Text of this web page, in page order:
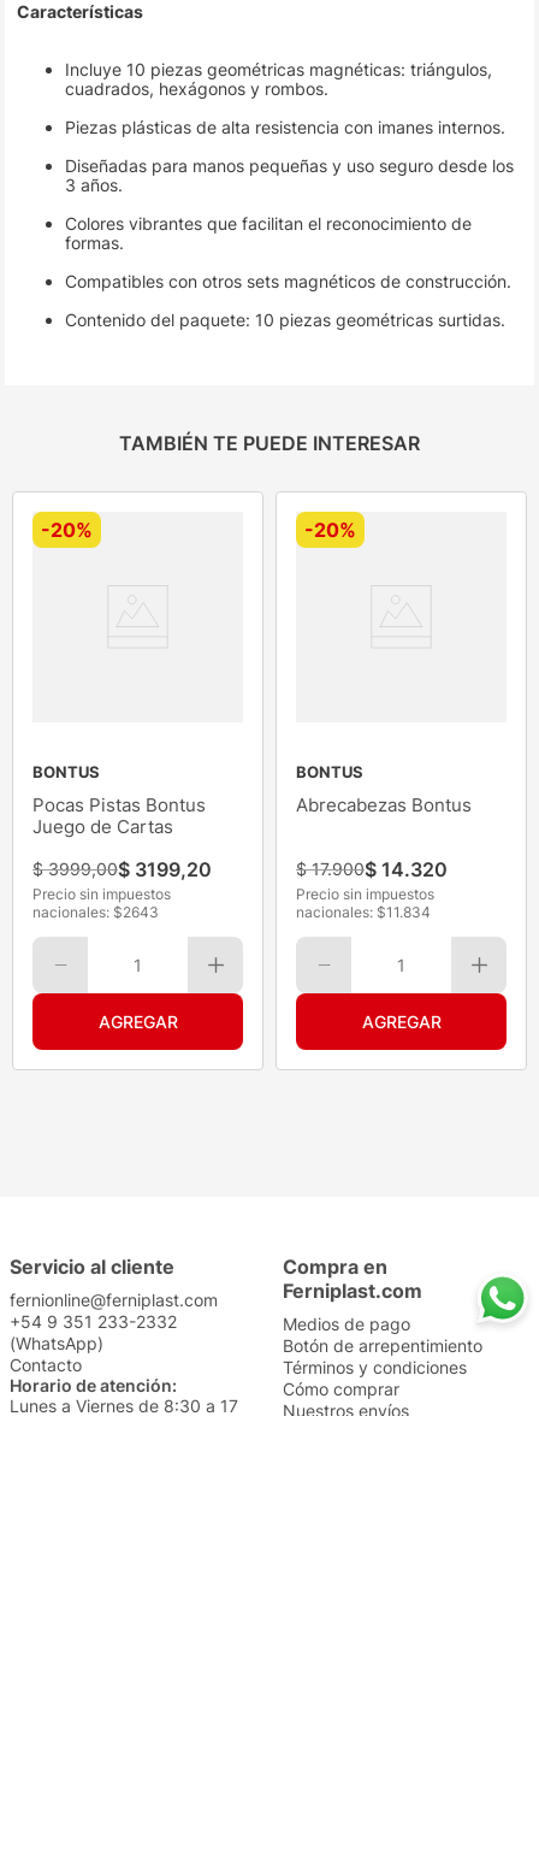
Características
Incluye 10 piezas geométricas magnéticas: triángulos,
cuadrados, hexágonos y rombos.
Piezas plásticas de alta resistencia con imanes internos.
Diseñadas para manos pequeñas y uso seguro desde los
3 años.
Colores vibrantes que facilitan el reconocimiento de
formas.
Compatibles con otros sets magnéticos de construcción.
Contenido del paquete: 10 piezas geométricas surtidas.
TAMBIÉN TE PUEDE INTERESAR
-20%
BONTUS
Pocas Pistas Bontus
Juego de Cartas
$ 3999,00$ 3199,20
Precio sin impuestos
nacionales: $2643
1
-20%
BONTUS
Abrecabezas Bontus
$ 17.900$ 14.320
Precio sin impuestos
nacionales: $11.834
1
Servicio al cliente
fernionline@ferniplast.com
+54 9 351 233-2332
(WhatsApp)
Contacto
Horario de atención:
Lunes a Viernes de 8:30 a 17
Compra en
Ferniplast.com
Medios de pago
Botón de arrepentimiento
Términos y condiciones
Cómo comprar
Nuestros envíos